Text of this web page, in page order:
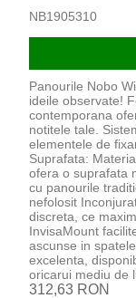
NB1905310
Panourile Nobo
ideile observate!
contemporana
notitele tale.
elementele de
Suprafata:
ofera o suprafata
cu panourile
nefolosit
discreta, ce
InvisaMount
ascunse in
excelenta,
oricarui mediu de
312,63 RON